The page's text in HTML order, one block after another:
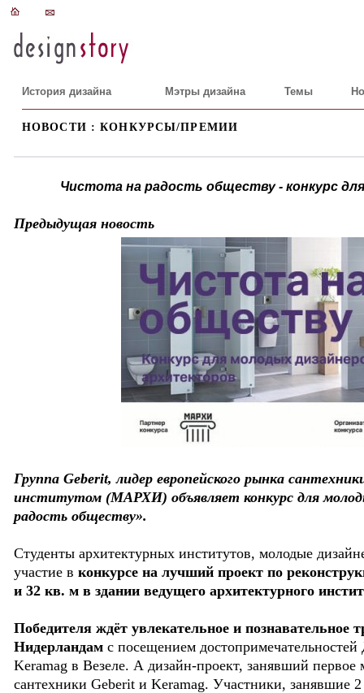
История дизайна Мэтры дизайна Темы
НОВОСТИ : КОНКУРСЫ/ПРЕМИИ
Чистота на радость обществу - конкурс
Предыдущая новость
Группа Geberit, лидер европейского рынка
институтом (МАРХИ) объявляет конкурс для
радость обществу».
Студенты архитектурных институтов, молодые
участие в конкурсе на лучший проект по
и 32 кв. м в здании ведущего архитектурного
Победителя ждёт увлекательное и познавательное
Нидерландам с посещением
Keramag в Везеле. А дизайн-проект, занявший
сантехники Geberit и Keramag. Участники, занявшие